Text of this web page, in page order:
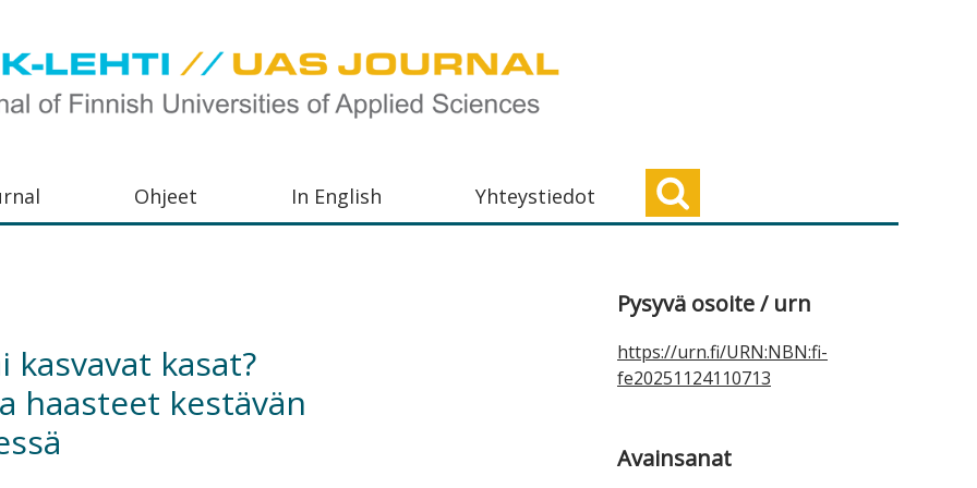
Ohjeet In English Yhteystiedot
kasvavat kasat?
haasteet kestävän
Ensisijainen
sivupalkki
Pysyvä osoite / urn
https://urn.fi/URN:NBN:fi-
fe20251124110713
Avainsanat